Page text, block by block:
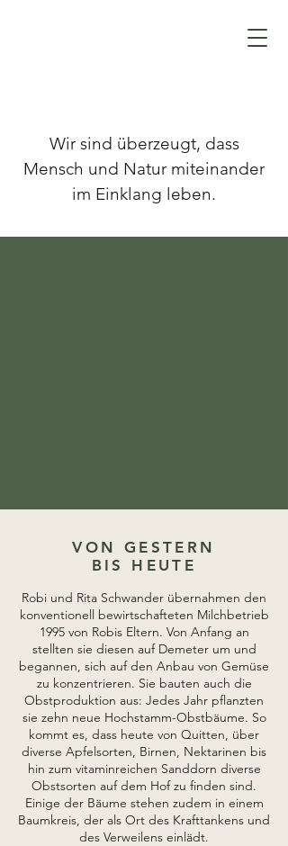
Wir sind überzeugt, dass
Mensch und Natur miteinander
im Einklang leben.
VON GESTERN
BIS HEUTE
Robi und Rita Schwander übernahmen den
konventionell bewirtschafteten Milchbetrieb
1995 von Robis Eltern. Von Anfang an
stellten sie diesen auf Demeter um und
begannen, sich auf den Anbau von Gemüse
zu konzentrieren. Sie bauten auch die
Obstproduktion aus: Jedes Jahr pflanzten
sie zehn neue Hochstamm-Obstbäume. So
kommt es, dass heute von Quitten, über
diverse Apfelsorten, Birnen, Nektarinen bis
hin zum vitaminreichen Sanddorn diverse
Obstsorten auf dem Hof zu finden sind.
Einige der Bäume stehen zudem in einem
Baumkreis, der als Ort des Krafttankens und
des Verweilens einlädt.